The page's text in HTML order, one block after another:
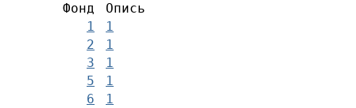
Фонд
Опись
1
1
2
1
3
1
5
1
6
1